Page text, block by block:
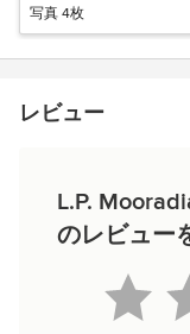
写真 4枚
レビュー
L.P.
のレビュー